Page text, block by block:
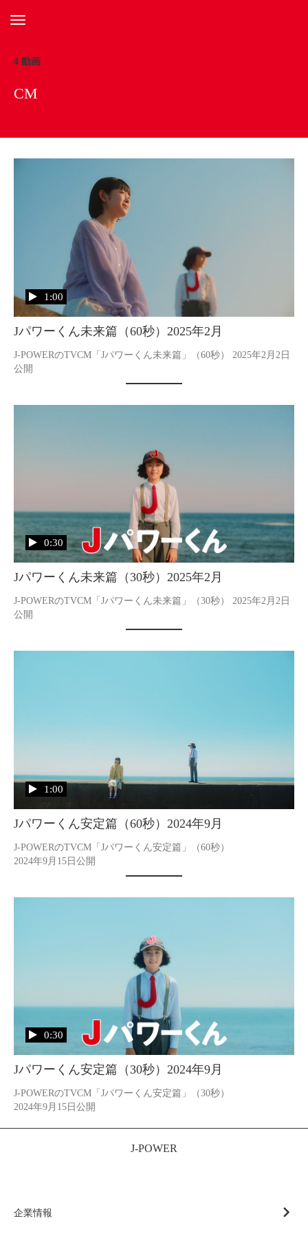
ナビゲーションをトグルする
4 動画
CM
Jパワーくん未来篇（60秒）2025年2月
1:00
J-POWERのTVCM「Jパワーくん未来篇」（60秒） 2025年2月2日
公開
Jパワーくん未来篇（30秒）2025年2月
0:30
J-POWERのTVCM「Jパワーくん未来篇」（30秒） 2025年2月2日
公開
Jパワーくん安定篇（60秒）2024年9月
1:00
J-POWERのTVCM「Jパワーくん安定篇」（60秒）
2024年9月15日公開
Jパワーくん安定篇（30秒）2024年9月
0:30
J-POWERのTVCM「Jパワーくん安定篇」（30秒）
2024年9月15日公開
J-POWER
企業情報